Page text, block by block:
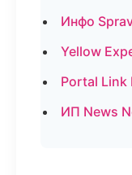
Инфо
Yellow
Portal Link
ИП News